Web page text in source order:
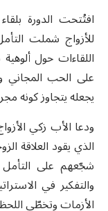
افتُتحت الدورة
للأزواج شملت
اللقاءات حول
على الحب المجاني
يجعله يتجاوز كونه
ودعا الأب زكي
الذي يقود العلاقة
شجّعهم على
والتفكير في
الأزمات وتخطّي